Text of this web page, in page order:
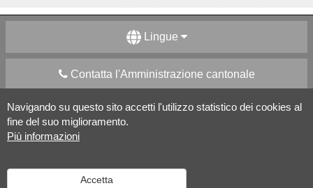
Navigando su questo sito accetti l'utilizzo statistico dei cookies al
fine del suo miglioramento.
Più informazioni
Accetta
Lingue
Contatta l'Amministrazione cantonale
Apps Mobile Social media